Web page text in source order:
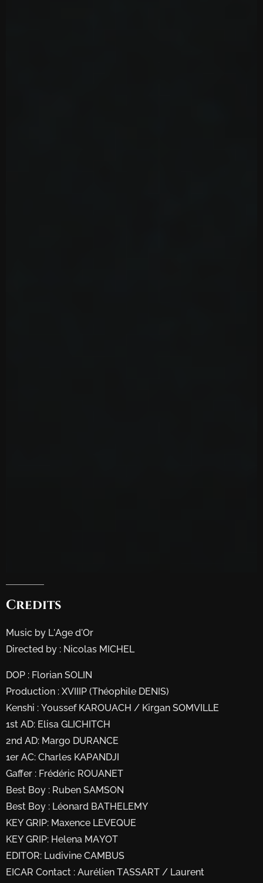
Credits
Music by L'Age d'Or
Directed by : Nicolas MICHEL
DOP : Florian SOLIN
Production : XVIIIP (Théophile DENIS)
Kenshi : Youssef KAROUACH / Kirgan SOMVILLE
1st AD: Elisa GLICHITCH
2nd AD: Margo DURANCE
1er AC: Charles KAPANDJI
Gaffer : Frédéric ROUANET
Best Boy : Ruben SAMSON
Best Boy : Léonard BATHELEMY
KEY GRIP: Maxence LEVEQUE
KEY GRIP: Helena MAYOT
EDITOR: Ludivine CAMBUS
EICAR Contact : Aurélien TASSART / Laurent